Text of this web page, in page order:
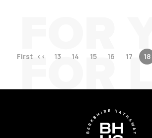
First << 13 14 15 16 17 18